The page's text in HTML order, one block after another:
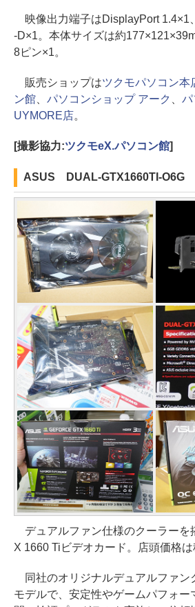
映像出力端子はDisplayPort 1.4×1
-D×1。本体サイズは約
8ピン×1。
販売ショップはツクモパソコン本
ン館、 パソコンショップ アーク
パ
UYMORE店。
[撮影協力:ツクモeX.パソコン館]
ASUS DUAL-GTX1660TI-O6G
デュアルファン仕様のクーラーを
X 1660 Tiビデオカード。店頭価格は
同社のオリジナルデュアルファン
モデルで、安定性やゲームパフォー